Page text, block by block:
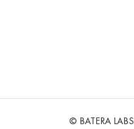
© BATERA LABS